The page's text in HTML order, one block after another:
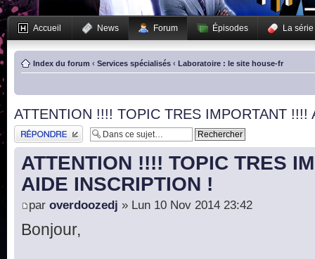
Accueil News Forum Épisodes La série
Index du forum ‹ Services spécialisés ‹ Laboratoire : le site house-fr
ATTENTION !!!! TOPIC TRES IMPORTANT !!!!
Publier une réponse
ATTENTION !!!! TOPIC TRES
AIDE INSCRIPTION !
par overdoozedj » Lun 10 Nov 2014 23:42
Bonjour,